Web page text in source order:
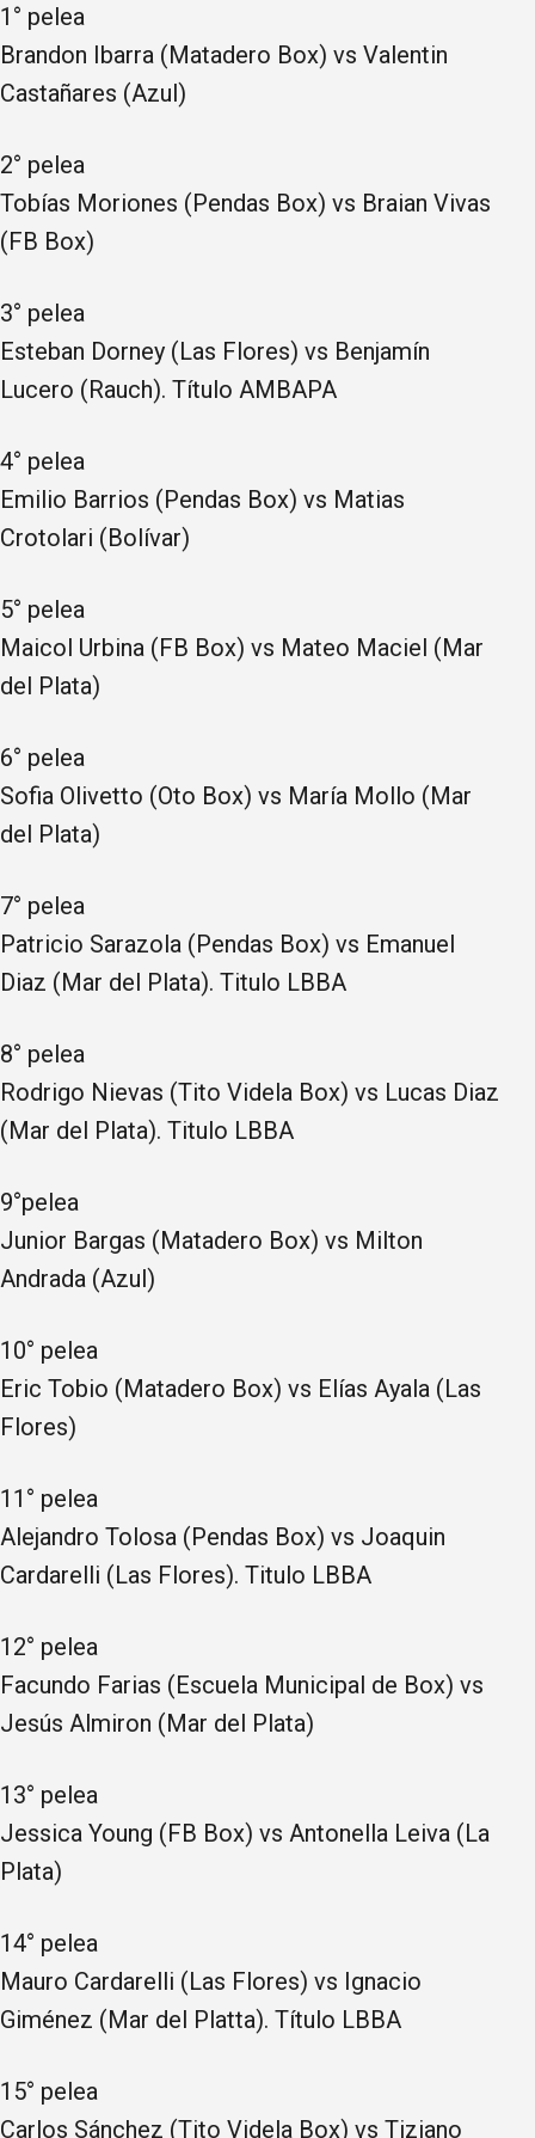
1° pelea
Brandon Ibarra (Matadero Box) vs Valentin
Castañares (Azul)
2° pelea
Tobías Moriones (Pendas Box) vs Braian Vivas
(FB Box)
3° pelea
Esteban Dorney (Las Flores) vs Benjamín
Lucero (Rauch). Título AMBAPA
4° pelea
Emilio Barrios (Pendas Box) vs Matias
Crotolari (Bolívar)
5° pelea
Maicol Urbina (FB Box) vs Mateo Maciel (Mar
del Plata)
6° pelea
Sofia Olivetto (Oto Box) vs María Mollo (Mar
del Plata)
7° pelea
Patricio Sarazola (Pendas Box) vs Emanuel
Diaz (Mar del Plata). Titulo LBBA
8° pelea
Rodrigo Nievas (Tito Videla Box) vs Lucas Diaz
(Mar del Plata). Titulo LBBA
9°pelea
Junior Bargas (Matadero Box) vs Milton
Andrada (Azul)
10° pelea
Eric Tobio (Matadero Box) vs Elías Ayala (Las
Flores)
11° pelea
Alejandro Tolosa (Pendas Box) vs Joaquin
Cardarelli (Las Flores). Titulo LBBA
12° pelea
Facundo Farias (Escuela Municipal de Box) vs
Jesús Almiron (Mar del Plata)
13° pelea
Jessica Young (FB Box) vs Antonella Leiva (La
Plata)
14° pelea
Mauro Cardarelli (Las Flores) vs Ignacio
Giménez (Mar del Platta). Título LBBA
15° pelea
Carlos Sánchez (Tito Videla Box) vs Tiziano